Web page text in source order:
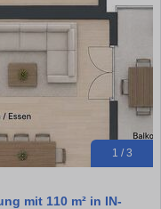
1 / 3
mit 110 m² in IN-